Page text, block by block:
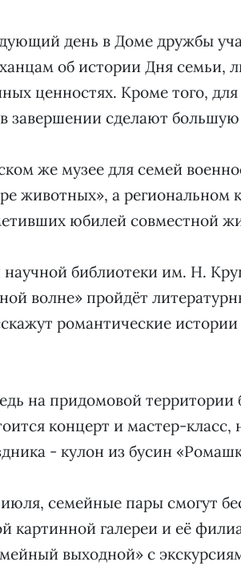
день в Доме дружбы
об истории Дня семьи,
ценностях. Кроме того,
завершении сделают
же музее для семей
животных», а региональном
юбилей совместной
научной библиотеки им. Н.
волне» пройдёт
романтические
на придомовой территории
концерт и мастер-класс,
- кулон из бусин
июля, семейные пары смогут
картинной галереи и её
выходной» с